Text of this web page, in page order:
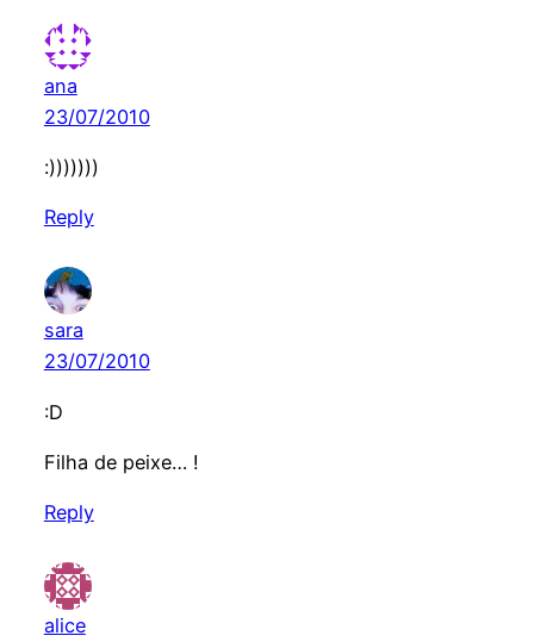
ana
23/07/2010
:)))))))
Reply
sara
23/07/2010
:D
Filha de peixe… !
Reply
alice